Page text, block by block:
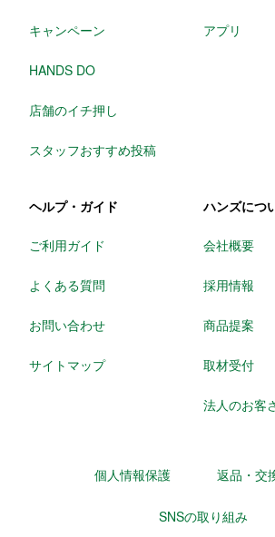
キャンペーン
HANDS DO
店舗のイチ押し
スタッフおすすめ投稿
アプリ
ヘルプ・ガイド
ご利用ガイド
よくある質問
お問い合わせ
サイトマップ
ハンズにつ
会社概要
採用情報
商品提案
取材受付
法人のお客
個人情報保護 返品・交
SNSの取り組み